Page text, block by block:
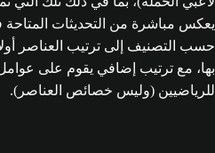
يعكس مباشرة من التحديثات
حسب التصنيف إلى ترتيب العناصر
بها، مع ترتيب إضافي يقوم على عوامل
للرياضيين (وليس خصائص العناصر).